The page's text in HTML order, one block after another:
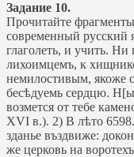
Задание 10.
Прочитайте
современный русский
глаголеть, и учить.
лихоимцемъ, к
немилостивым, якоже
бесѣдуемь сердцю.
возмется от тебе
XVI в.). 2) В лѣто
зданье въздвиже:
же церковь на